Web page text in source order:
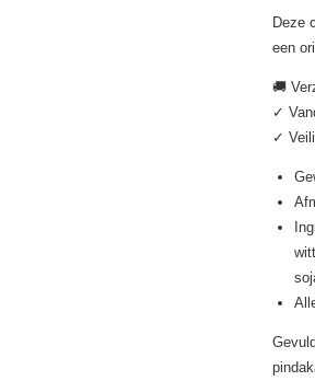
Deze
een
🚚
✓
✓